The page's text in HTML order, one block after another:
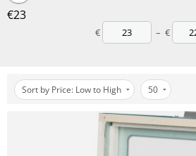
‎€23
€ – €
Sort by Price: Low to High 50